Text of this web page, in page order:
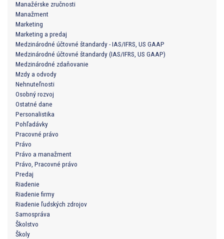
Manažérske zručnosti
Manažment
Marketing
Marketing a predaj
Medzinárodné účtovné štandardy - IAS/IFRS, US GAAP
Medzinárodné účtovné štandardy (IAS/IFRS, US GAAP)
Medzinárodné zdaňovanie
Mzdy a odvody
Nehnuteľnosti
Osobný rozvoj
Ostatné dane
Personalistika
Pohľadávky
Pracovné právo
Právo
Právo a manažment
Právo, Pracovné právo
Predaj
Riadenie
Riadenie firmy
Riadenie ľudských zdrojov
Samospráva
Školstvo
Školy